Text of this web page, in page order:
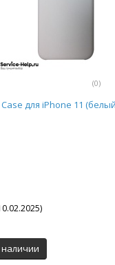
(0)
для iPhone 11